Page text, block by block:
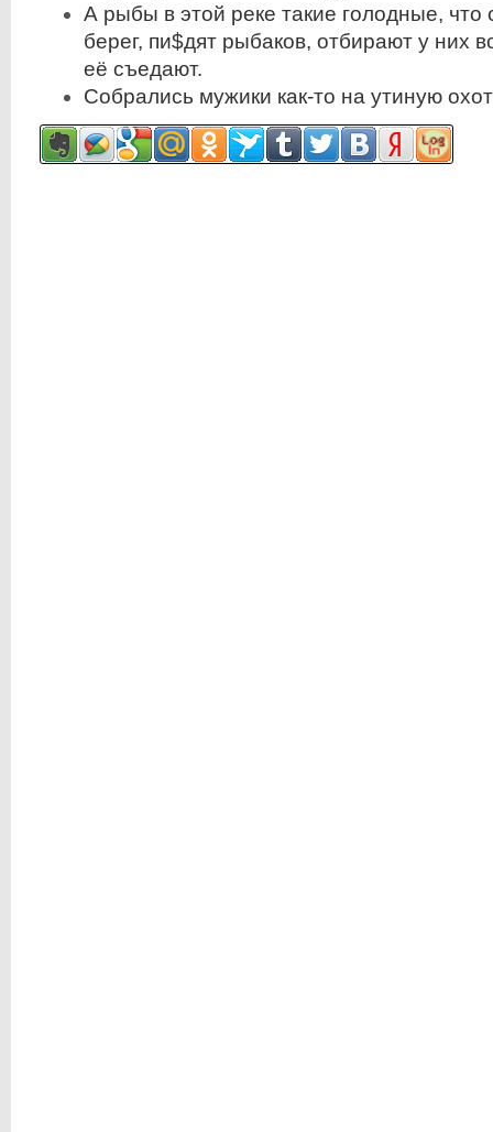
А рыбы в этой реке такие голодные,
берег, пи$дят рыбаков, отбирают у них
её съедают.
Собрались мужики как-то на утиную